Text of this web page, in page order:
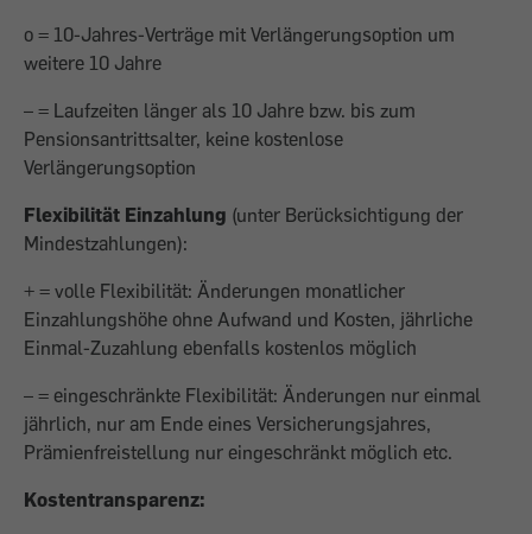
o = 10-Jahres-Verträge mit Verlängerungsoption um
weitere 10 Jahre
– = Laufzeiten länger als 10 Jahre bzw. bis zum
Pensionsantrittsalter, keine kostenlose
Verlängerungsoption
Flexibilität Einzahlung (unter Berücksichtigung der
Mindestzahlungen):
+ = volle Flexibilität: Änderungen monatlicher
Einzahlungshöhe ohne Aufwand und Kosten, jährliche
Einmal-Zuzahlung ebenfalls kostenlos möglich
– = eingeschränkte Flexibilität: Änderungen nur einmal
jährlich, nur am Ende eines Versicherungsjahres,
Prämienfreistellung nur eingeschränkt möglich etc.
Kostentransparenz: